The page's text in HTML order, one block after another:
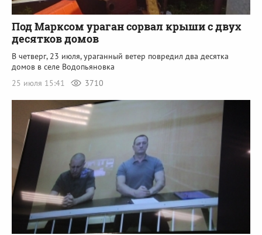
Под Марксом ураган сорвал крыши с двух
десятков домов
В четверг, 23 июля, ураганный ветер повредил два десятка
домов в селе Водопьяновка
25 июля 15:41
3710